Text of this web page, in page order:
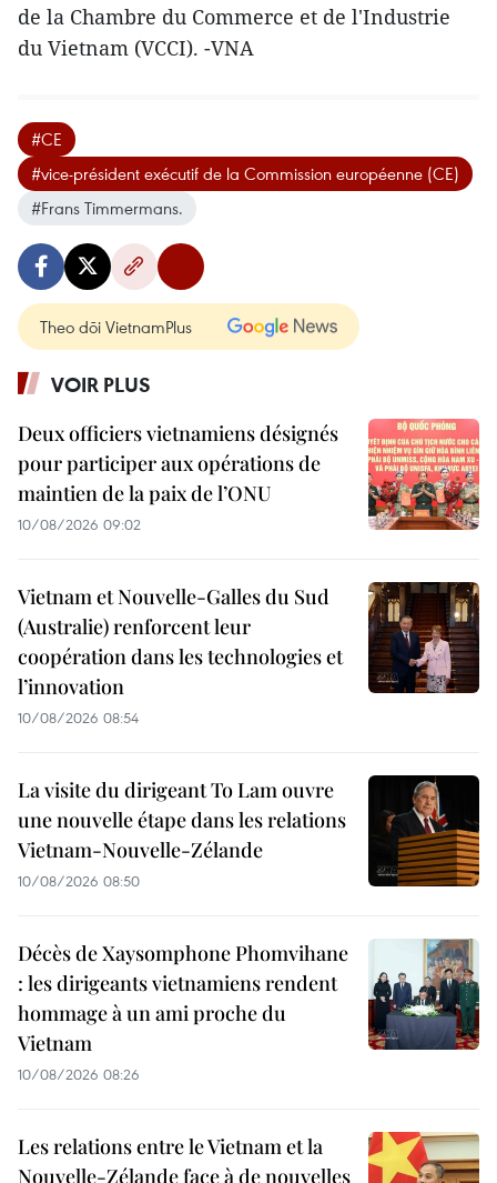
de la Chambre du Commerce et de l'Industrie
du Vietnam (VCCI). -VNA
#CE
#vice-président exécutif de la Commission européenne (CE)
#Frans Timmermans.
Theo dõi VietnamPlus
VOIR PLUS
Deux officiers vietnamiens désignés
pour participer aux opérations de
maintien de la paix de l’ONU
10/08/2026 09:02
Vietnam et Nouvelle-Galles du Sud
(Australie) renforcent leur
coopération dans les technologies et
l’innovation
10/08/2026 08:54
La visite du dirigeant To Lam ouvre
une nouvelle étape dans les relations
Vietnam-Nouvelle-Zélande
10/08/2026 08:50
Décès de Xaysomphone Phomvihane
: les dirigeants vietnamiens rendent
hommage à un ami proche du
Vietnam
10/08/2026 08:26
Les relations entre le Vietnam et la
Nouvelle-Zélande face à de nouvelles